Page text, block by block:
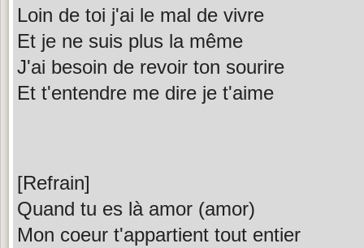
Loin de toi j'ai le mal de vivre
Et je ne suis plus la même
J'ai besoin de revoir ton sourire
Et t'entendre me dire je t'aime
[Refrain]
Quand tu es là amor (amor)
Mon coeur t'appartient tout entier